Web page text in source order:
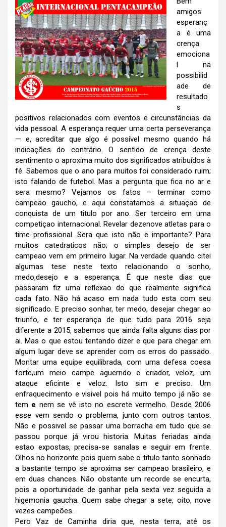
amigos
esperanç
a é uma
crença
emociona
l na
possibilid
ade de
resultado
s
positivos relacionados com eventos e circunstâncias da
vida pessoal. A esperança requer uma certa perseverança
— e, acreditar que algo é possível mesmo quando há
indicações do contrário. O sentido de crença deste
sentimento o aproxima muito dos significados atribuídos à
fé. Sabemos que o ano para muitos foi considerado ruim;
isto falando de futebol. Mas a pergunta que fica no ar e
sera mesmo? Vejamos os fatos – terminar como
campeao gaucho, e aqui constatamos a situaçao de
conquista de um titulo por ano. Ser terceiro em uma
competiçao internacional. Revelar dezenove atletas para o
time profissional. Sera que isto não e importante? Para
muitos catedraticos não; o simples desejo de ser
campeao vem em primeiro lugar. Na verdade quando citei
algumas tese neste texto relacionando o sonho,
medo,desejo e a esperança. É que neste dias que
passaram fiz uma reflexao do que realmente significa
cada fato. Não há acaso em nada tudo esta com seu
significado. E preciso sonhar, ter medo, desejar chegar ao
triunfo, e ter esperança de que tudo para 2016 seja
diferente a 2015, sabemos que ainda falta alguns dias por
ai. Mas o que estou tentando dizer e que para chegar em
algum lugar deve se aprender com os erros do passado.
Montar uma equipe equilibrada, com uma defesa coesa
forte,um meio campe aguerrido e criador, veloz, um
ataque eficinte e veloz. Isto sim e preciso. Um
enfraquecimento e visivel pois há muito tempo já não se
tem e nem se vê isto no escrete vermelho. Desde 2006
esse vem sendo o problema, junto com outros tantos.
Não e possivel se passar uma borracha em tudo que se
passou porque já virou historia. Muitas feriadas ainda
estao expostas, precisa-se sanalas e seguir em frente.
Olhos no horizonte pois quem sabe o titulo tanto sonhado
a bastante tempo se aproxima ser campeao brasileiro, e
em duas chances. Não obstante um recorde se encurta,
pois a oportunidade de ganhar pela sexta vez seguida a
higemonia gaucha. Quem sabe chegar a sete, oito, nove
vezes campeões.
Pero Vaz de Caminha diria que, nesta terra, até os